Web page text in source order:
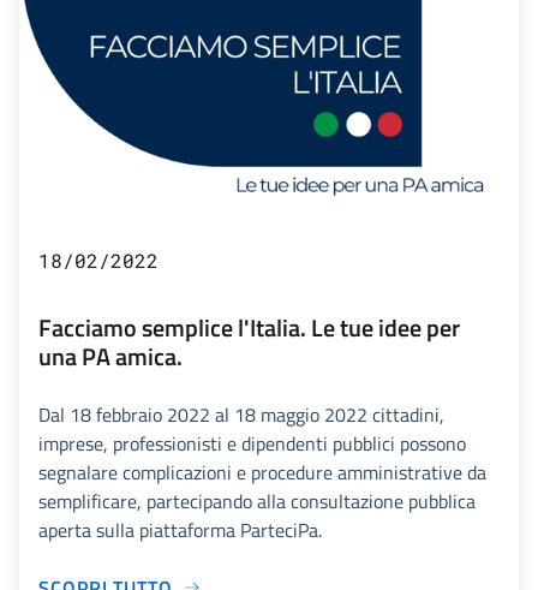
18/02/2022
Facciamo semplice l'Italia. Le tue idee per
una PA amica.
Dal 18 febbraio 2022 al 18 maggio 2022 cittadini,
imprese, professionisti e dipendenti pubblici possono
segnalare complicazioni e procedure amministrative da
semplificare, partecipando alla consultazione pubblica
aperta sulla piattaforma ParteciPa.